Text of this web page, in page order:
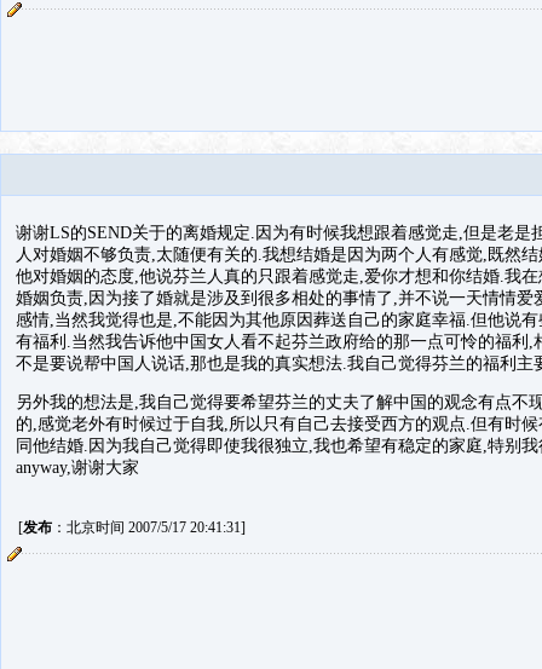
谢谢LS的SEND关于的离婚规定.因为有时候我想跟着感觉走,但是老是
人对婚姻不够负责,太随便有关的.我想结婚是因为两个人有感觉,既然
他对婚姻的态度,他说芬兰人真的只跟着感觉走,爱你才想和你结婚.我
婚姻负责,因为接了婚就是涉及到很多相处的事情了,并不说一天情情
感情,当然我觉得也是,不能因为其他原因葬送自己的家庭幸福.但他说
有福利.当然我告诉他中国女人看不起芬兰政府给的那一点可怜的福利
不是要说帮中国人说话,那也是我的真实想法.我自己觉得芬兰的福利
另外我的想法是,我自己觉得要希望芬兰的丈夫了解中国的观念有点不
的,感觉老外有时候过于自我,所以只有自己去接受西方的观点.但有时
同他结婚.因为我自己觉得即使我很独立,我也希望有稳定的家庭,特别
anyway,谢谢大家
[发布：北京时间 2007/5/17 20:41:31]